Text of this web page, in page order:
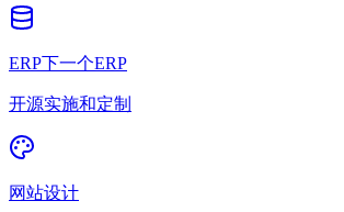
ERP下一个ERP
开源实施和定制
网站设计